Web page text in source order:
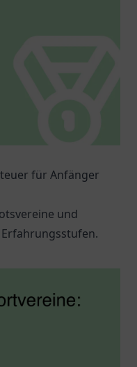
für Anfänger
und